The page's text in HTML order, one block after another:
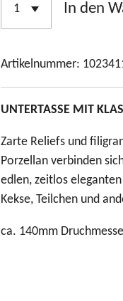
In den
Artikelnummer:
UNTERTASSE MIT
Zarte Reliefs und
Porzellan verbinden
edlen, zeitlos
Kekse, Teilchen und
ca. 140mm